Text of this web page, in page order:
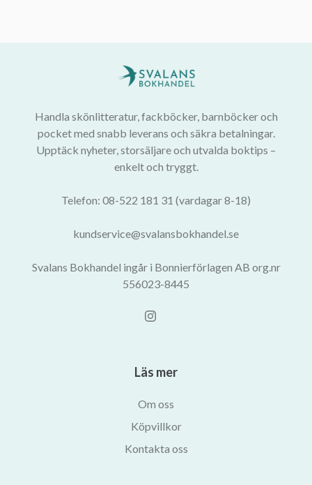
Handla skönlitteratur, fackböcker, barnböcker och
pocket med snabb leverans och säkra betalningar.
Upptäck nyheter, storsäljare och utvalda boktips –
enkelt och tryggt.
Telefon: 08-522 181 31 (vardagar 8-18)
kundservice@svalansbokhandel.se
Svalans Bokhandel ingår i Bonnierförlagen AB org.nr
556023-8445
Läs mer
Om oss
Köpvillkor
Kontakta oss